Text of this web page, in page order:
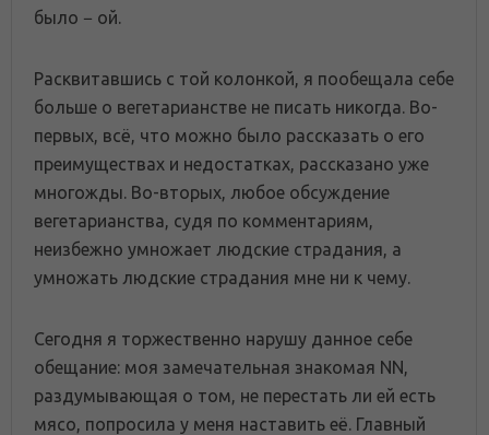
было − ой.
Расквитавшись с той колонкой, я пообещала себе
больше о вегетарианстве не писать никогда. Во-
первых, всё, что можно было рассказать о его
преимуществах и недостатках, рассказано уже
многожды. Во-вторых, любое обсуждение
вегетарианства, судя по комментариям,
неизбежно умножает людские страдания, а
умножать людские страдания мне ни к чему.
Сегодня я торжественно нарушу данное себе
обещание: моя замечательная знакомая NN,
раздумывающая о том, не перестать ли ей есть
мясо, попросила у меня наставить её. Главный